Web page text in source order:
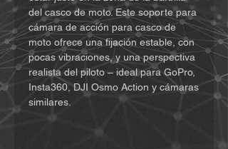
del casco de moto. Este soporte para
cámara de acción para casco de
moto ofrece una fijación estable, con
pocas vibraciones, y una perspectiva
realista del piloto – ideal para GoPro,
Insta360, DJI Osmo Action y cámaras
similares.